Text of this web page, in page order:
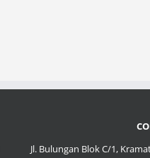
Jl. Bulungan Blok C/1,